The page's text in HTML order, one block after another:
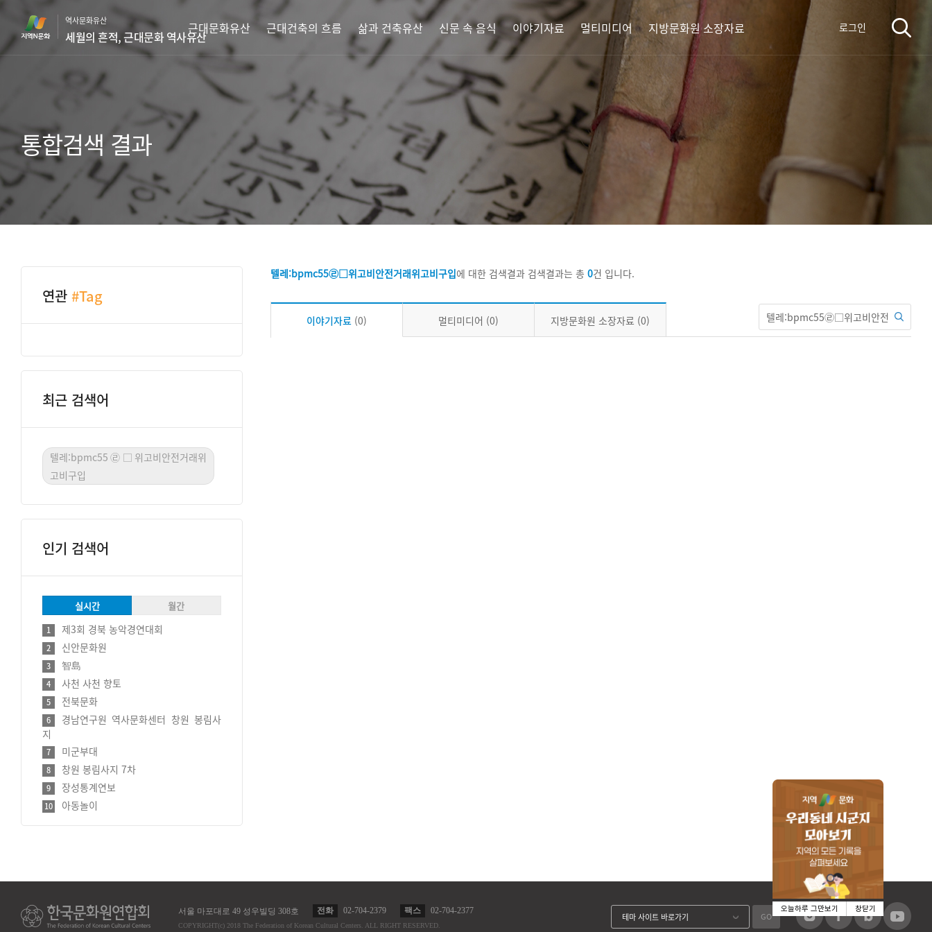
바
로
역사문화유산
세월의 흔적, 근대문화 역사유산
근대문화유산 근대건축의 흐름 삶과 건축유산 신문 속 음식 이야기자료 멀티미디어 지방문화원 소장자료 로그인
통합검색 결과
연관 #Tag
최근 검색어
텔레:bpmc55㉣□위고비안전거래위
고비구입
인기 검색어
실시간 월간
1 제3회 경북 농악경연대회
2 신안문화원
3 智島
4 사천 사천 향토
5 전북문화
6
경남연구원 역사문화센터 창원 봉림사
지
7 미군부대
8 창원 봉림사지 7차
9 장성통계연보
10 아동놀이
텔레:bpmc55㉣□위고비안전거래위고비구입에 대한 검색결과 검색결과는 총 0건 입니다.
이야기자료 (0) 멀티미디어 (0) 지방문화원 소장자료 (0)
서울 마포대로 49 성우빌딩 308호 전화 02-704-2379 팩스 02-704-2377
COPYRIGHT(c) 2018 The Federation of Korean Cultural Centers. ALL RIGHT RESERVED.
테마 사이트 바로가기 GO
오늘하루 그만보기 창닫기